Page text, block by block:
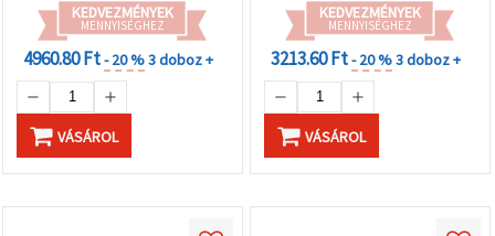
KEDVEZMÉNYEK
MENNYISÉGHEZ
4960.80 Ft- 20 %3 doboz +
VÁSÁROL
KEDVEZMÉNYEK
MENNYISÉGHEZ
3213.60 Ft- 20 %3 doboz +
VÁSÁROL